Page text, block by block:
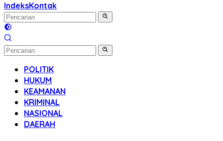
IndeksKontak
POLITIK
HUKUM
KEAMANAN
KRIMINAL
NASIONAL
DAERAH